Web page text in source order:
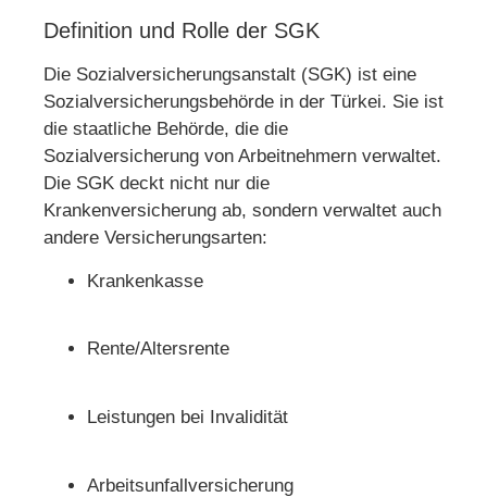
Definition und Rolle der SGK
Die Sozialversicherungsanstalt (SGK) ist eine
Sozialversicherungsbehörde in der Türkei. Sie ist
die staatliche Behörde, die die
Sozialversicherung von Arbeitnehmern verwaltet.
Die SGK deckt nicht nur die
Krankenversicherung ab, sondern verwaltet auch
andere Versicherungsarten:
Krankenkasse
Rente/Altersrente
Leistungen bei Invalidität
Arbeitsunfallversicherung